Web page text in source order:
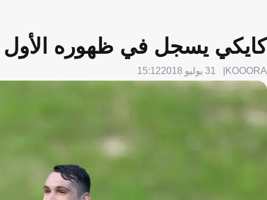
كايكي يسجل في ظهوره
KOOORA 31 يوليو 2018 15:12